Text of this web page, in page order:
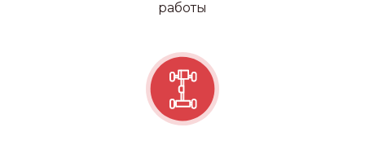
работы